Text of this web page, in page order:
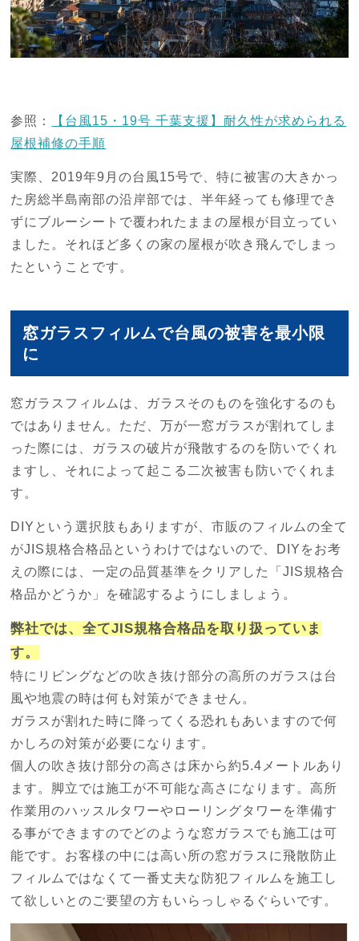
参照：
【台風15・19号 千葉支援】耐久性が求められる
屋根補修の手順
実際、2019年9月の台風15号で、特に被害の大きかっ
た房総半島南部の沿岸部では、半年経っても修理でき
ずにブルーシートで覆われたままの屋根が目立ってい
ました。それほど多くの家の屋根が吹き飛んでしまっ
たということです。
窓ガラスフィルムで台風の被害を最小限
に
窓ガラスフィルムは、ガラスそのものを強化するのも
ではありません。ただ、万が一窓ガラスが割れてしま
った際には、ガラスの破片が飛散するのを防いでくれ
ますし、それによって起こる二次被害も防いでくれま
す。
DIYという選択肢もありますが、市販のフィルムの全て
がJIS規格合格品というわけではないので、DIYをお考
えの際には、一定の品質基準をクリアした「JIS規格合
格品かどうか」を確認するようにしましょう。
弊社では、全てJIS規格合格品を取り扱っていま
す。
特にリビングなどの吹き抜け部分の高所のガラスは台
風や地震の時は何も対策ができません。
ガラスが割れた時に降ってくる恐れもあいますので何
かしろの対策が必要になります。
個人の吹き抜け部分の高さは床から約5.4メートルあり
ます。脚立では施工が不可能な高さになります。高所
作業用のハッスルタワーやローリングタワーを準備す
る事ができますのでどのような窓ガラスでも施工は可
能です。お客様の中には高い所の窓ガラスに飛散防止
フィルムではなくて一番丈夫な防犯フィルムを施工し
て欲しいとのご要望の方もいらっしゃるぐらいです。